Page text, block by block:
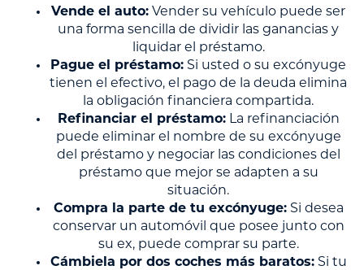
Vende el auto: Vender su vehículo puede ser
una forma sencilla de dividir las ganancias y
liquidar el préstamo.
Pague el préstamo: Si usted o su excónyuge
tienen el efectivo, el pago de la deuda elimina
la obligación financiera compartida.
Refinanciar el préstamo:La refinanciación
puede eliminar el nombre de su excónyuge
del préstamo y negociar las condiciones del
préstamo que mejor se adapten a su
situación.
Compra la parte de tu excónyuge:Si desea
conservar un automóvil que posee junto con
su ex, puede comprar su parte.
Cámbiela por dos coches más baratos:Si tu